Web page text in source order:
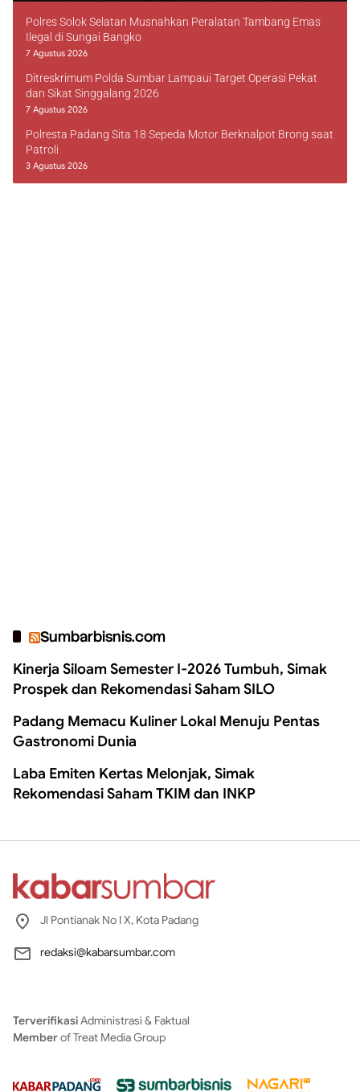
Polres Solok Selatan Musnahkan Peralatan Tambang Emas
Ilegal di Sungai Bangko
7 Agustus 2026
Ditreskrimum Polda Sumbar Lampaui Target Operasi Pekat
dan Sikat Singgalang 2026
7 Agustus 2026
Polresta Padang Sita 18 Sepeda Motor Berknalpot Brong saat
Patroli
3 Agustus 2026
Sumbarbisnis.com
Kinerja Siloam Semester I-2026 Tumbuh, Simak
Prospek dan Rekomendasi Saham SILO
Padang Memacu Kuliner Lokal Menuju Pentas
Gastronomi Dunia
Laba Emiten Kertas Melonjak, Simak
Rekomendasi Saham TKIM dan INKP
Jl Pontianak No I X, Kota Padang
redaksi@kabarsumbar.com
TerverifikasiAdministrasi & Faktual
Memberof Treat Media Group